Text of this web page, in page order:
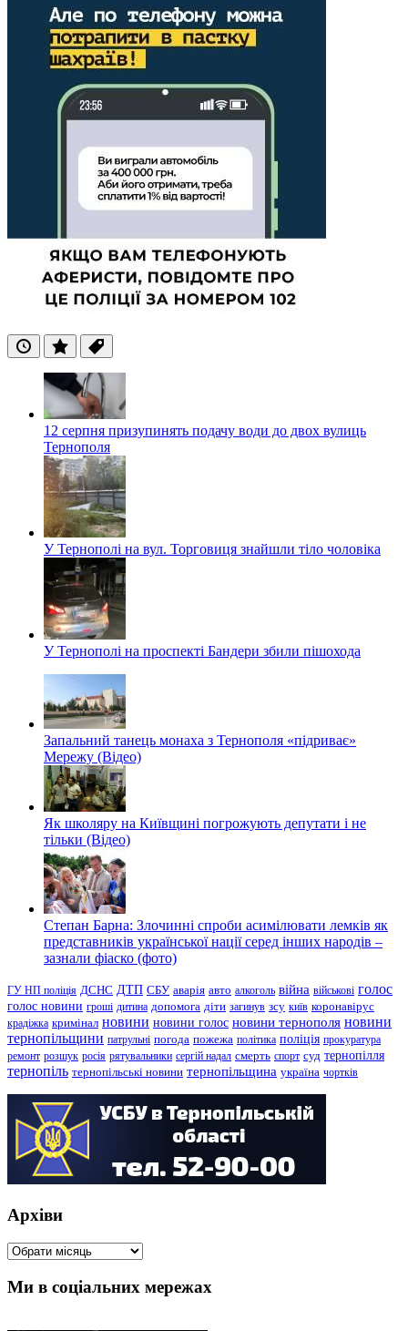
ОстанніПопулярні
Теги
12 серпня призупинять подачу води до двох вулиць
Тернополя
У Тернополі на вул. Торговиця знайшли тіло чоловіка
У Тернополі на проспекті Бандери збили пішохода
Запальний танець монаха з Тернополя «підриває»
Мережу (Відео)
Як школяру на Київщині погрожують депутати і не
тільки (Відео)
Степан Барна: Злочинні спроби асимілювати лемків як
представників української нації серед інших народів –
зазнали фіаско (фото)
ГУ НП поліція ДСНС ДТП СБУ аварія авто алкоголь війна військові голос
голос новини гроші дитина допомога діти загинув зсу київ коронавірус
крадіжка кримінал новини новини голос новини тернополя новини
тернопільщини патрульні погода пожежа політика поліція прокуратура
ремонт розшук росія рятувальники сергій надал смерть спорт суд тернопілля
тернопіль тернопільські новини тернопільщина україна чортків
Архіви
Архіви
Ми в соціальних мережах